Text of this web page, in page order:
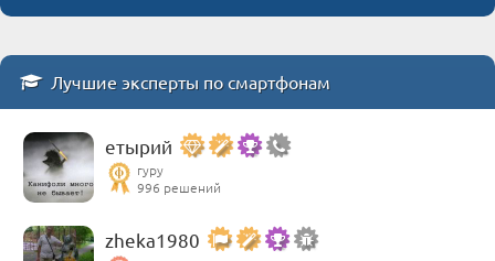
Лучшие эксперты по смартфонам
етырий
гуру
996 решений
zheka1980